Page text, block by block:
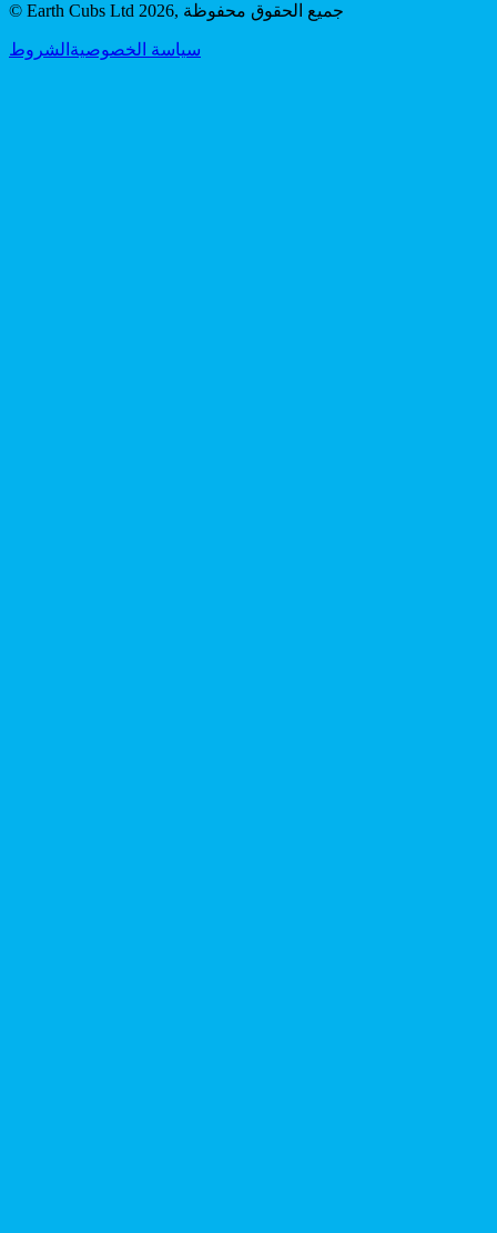
© Earth Cubs Ltd 2026, جميع الحقوق محفوظة
سياسة الخصوصية الشروط